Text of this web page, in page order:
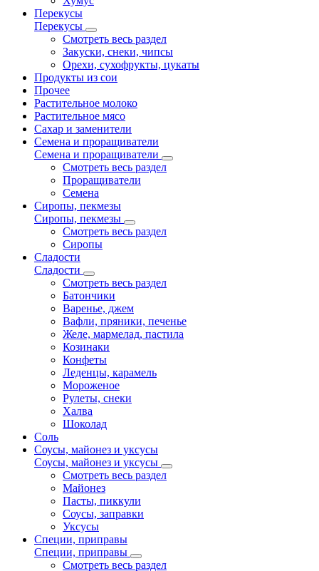
Перекусы
Перекусы
Смотреть весь раздел
Закуски, снеки, чипсы
Орехи, сухофрукты, цукаты
Продукты из сои
Прочее
Растительное молоко
Растительное мясо
Сахар и заменители
Семена и проращиватели
Семена и проращиватели
Смотреть весь раздел
Проращиватели
Семена
Сиропы, пекмезы
Сиропы, пекмезы
Смотреть весь раздел
Сиропы
Сладости
Сладости
Смотреть весь раздел
Батончики
Варенье, джем
Вафли, пряники, печенье
Желе, мармелад, пастила
Козинаки
Конфеты
Леденцы, карамель
Мороженое
Рулеты, снеки
Халва
Шоколад
Соль
Соусы, майонез и уксусы
Соусы, майонез и уксусы
Смотреть весь раздел
Майонез
Пасты, пиккули
Соусы, заправки
Уксусы
Специи, приправы
Специи, приправы
Смотреть весь раздел